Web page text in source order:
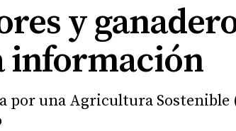
y
información
por una Agricultura